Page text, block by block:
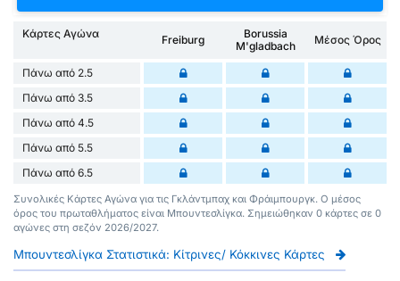
Κάρτες Αγώνα Freiburg
Borussia
M'gladbach
Μέσος Όρος
Πάνω από 2.5
Πάνω από 3.5
Πάνω από 4.5
Πάνω από 5.5
Πάνω από 6.5
Συνολικές Κάρτες Αγώνα για τις Γκλάντμπαχ και Φράιμπουργκ. Ο μέσος
όρος του πρωταθλήματος είναι Μπουντεσλίγκα. Σημειώθηκαν 0 κάρτες σε 0
αγώνες στη σεζόν 2026/2027.
Μπουντεσλίγκα Στατιστικά: Κίτρινες/ Κόκκινες Κάρτες